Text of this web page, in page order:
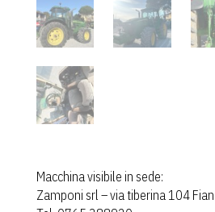
Macchina visibile in sede:
Zamponi srl – via tiberina 104